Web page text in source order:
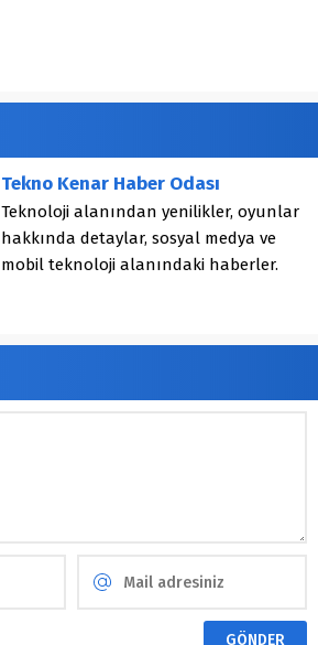
Tekno Kenar Haber Odası
Teknoloji alanından yenilikler, oyunlar
hakkında detaylar, sosyal medya ve
mobil teknoloji alanındaki haberler.